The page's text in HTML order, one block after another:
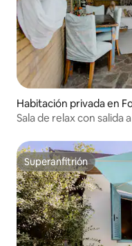
Habitación privada en
Sala de relax con salida
Superanfitrión
Superanfitrión